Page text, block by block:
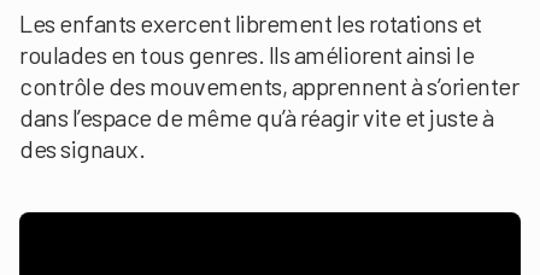
Les enfants exercent librement les rotations et
roulades en tous genres. Ils améliorent ainsi le
contrôle des mouvements, apprennent à s’orienter
dans l’espace de même qu’à réagir vite et juste à
des signaux.